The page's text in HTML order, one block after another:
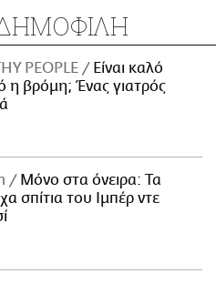
PEOPLE
Είναι καλό
η βρόμη; Ένας γιατρός
Μόνο στα όνειρα: Τα
σπίτια του Ιμπέρ ντε